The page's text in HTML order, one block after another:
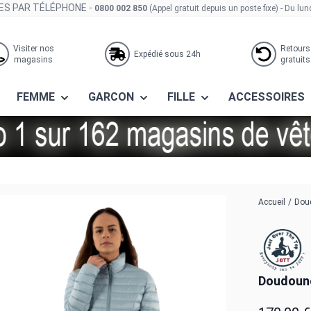
PAR TÉLÉPHONE - 0800 002 850 (Appel gratuit depuis un poste fixe) - Du
Visiter nos
magasins
Expédié sous 24h
Retours
gratuits
FEMME GARCON FILLE ACCESSOIRES
marine ash Accueil /